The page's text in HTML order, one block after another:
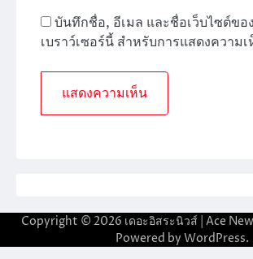
บันทึกชื่อ, อีเมล และชื่อเว็บไซต์ข
เบราว์เซอร์นี้ สำหรับการแสดงความ
Copyright © 2026 เดอะอิสระนิวส์ | Ace
Powered by WordPress.